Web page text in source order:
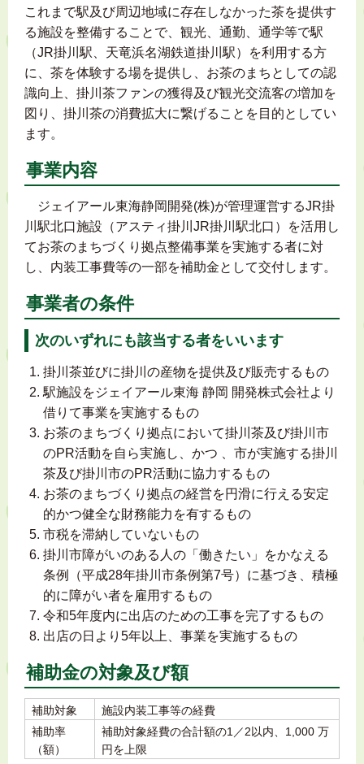
これまで駅及び周辺地域に存在しなかった茶を提供す
る施設を整備することで、観光、通勤、通学等で駅
（JR掛川駅、天竜浜名湖鉄道掛川駅）を利用する方
に、茶を体験する場を提供し、お茶のまちとしての認
識向上、掛川茶ファンの獲得及び観光交流客の増加を
図り、掛川茶の消費拡大に繋げることを目的としてい
ます。
事業内容
ジェイアール東海静岡開発(株)が管理運営するJR掛
川駅北口施設（アスティ掛川JR掛川駅北口）を活用し
てお茶のまちづくり拠点整備事業を実施する者に対
し、内装工事費等の一部を補助金として交付します。
事業者の条件
次のいずれにも該当する者をいいます
掛川茶並びに掛川の産物を提供及び販売するもの
駅施設をジェイアール東海 静岡 開発株式会社より
借りて事業を実施するもの
お茶のまちづくり拠点において掛川茶及び掛川市
のPR活動を自ら実施し、かつ 、市が実施する掛川
茶及び掛川市のPR活動に協力するもの
お茶のまちづくり拠点の経営を円滑に行える安定
的かつ健全な財務能力を有するもの
市税を滞納していないもの
掛川市障がいのある人の「働きたい」をかなえる
条例（平成28年掛川市条例第7号）に基づき、積極
的に障がい者を雇用するもの
令和5年度内に出店のための工事を完了するもの
出店の日より5年以上、事業を実施するもの
補助金の対象及び額
補助対象
施設内装工事等の経費
補助率
（額）
補助対象経費の合計額の1／2以内、1,000 万
円を上限